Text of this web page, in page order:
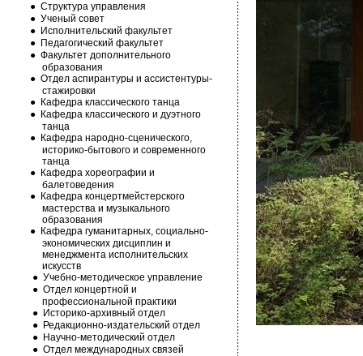
● Структура управления
● Ученый совет
● Исполнительский факультет
● Педагогический факультет
● Факультет дополнительного
образования
● Отдел аспирантуры и ассистентуры-
стажировки
● Кафедра классического танца
● Кафедра классического и дуэтного
танца
● Кафедра народно-сценического,
историко-бытового и современного
танца
● Кафедра хореографии и
балетоведения
● Кафедра концертмейстерского
мастерства и музыкального
образования
● Кафедра гуманитарных, социально-
экономических дисциплин и
менеджмента исполнительских
искусств
● Учебно-методическое управление
● Отдел концертной и
профессиональной практики
● Историко-архивный отдел
● Редакционно-издательский отдел
● Научно-методический отдел
● Отдел международных связей